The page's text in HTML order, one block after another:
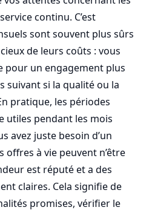
continu. C’est
sont souvent plus sûrs
de leurs coûts : vous
pour un engagement plus
suivant si la qualité ou la
pratique, les périodes
utiles pendant les mois
avez juste besoin d’un
offres à vie peuvent n’être
est réputé et a des
claires. Cela signifie de
promises, vérifier le